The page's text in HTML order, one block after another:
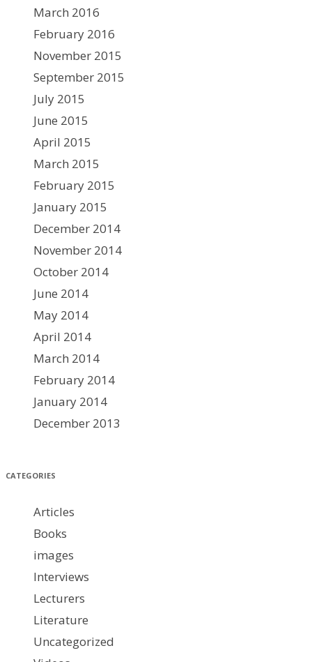
March 2016
February 2016
November 2015
September 2015
July 2015
June 2015
April 2015
March 2015
February 2015
January 2015
December 2014
November 2014
October 2014
June 2014
May 2014
April 2014
March 2014
February 2014
January 2014
December 2013
CATEGORIES
Articles
Books
images
Interviews
Lecturers
Literature
Uncategorized